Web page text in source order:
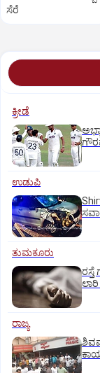
ಸೆರೆ
ಕ್ರೀಡೆ
ಉಡುಪಿ
ತುಮಕೂರು
ಲಾರಿ
ರಾಜ್ಯ